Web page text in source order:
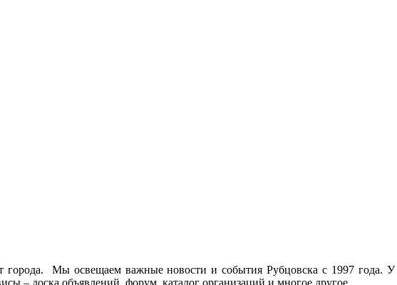
Мы освещаем важные новости и события Рубцовска с 1997 года. У